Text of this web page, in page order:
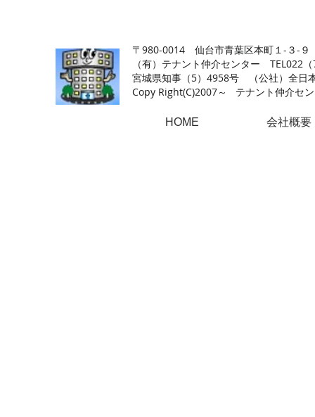
〒980-0014 仙台市青葉区本町１-３-９
（有）テナント仲介センター TEL022
宮城県知事（5）4958号 （公社）全日
Copy Right(C)2007～ テナント仲介セ
HOME 会社概要